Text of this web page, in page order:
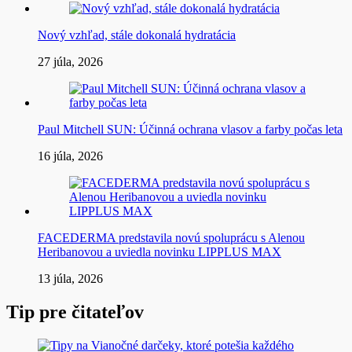
Nový vzhľad, stále dokonalá hydratácia
27 júla, 2026
Paul Mitchell SUN: Účinná ochrana vlasov a farby počas leta
16 júla, 2026
FACEDERMA predstavila novú spoluprácu s Alenou
Heribanovou a uviedla novinku LIPPLUS MAX
13 júla, 2026
Tip pre čitateľov